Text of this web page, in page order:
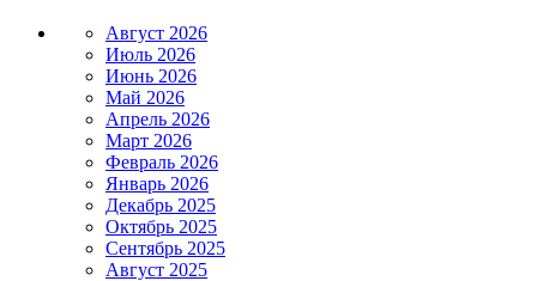
Август 2026
Июль 2026
Июнь 2026
Май 2026
Апрель 2026
Март 2026
Февраль 2026
Январь 2026
Декабрь 2025
Октябрь 2025
Сентябрь 2025
Август 2025